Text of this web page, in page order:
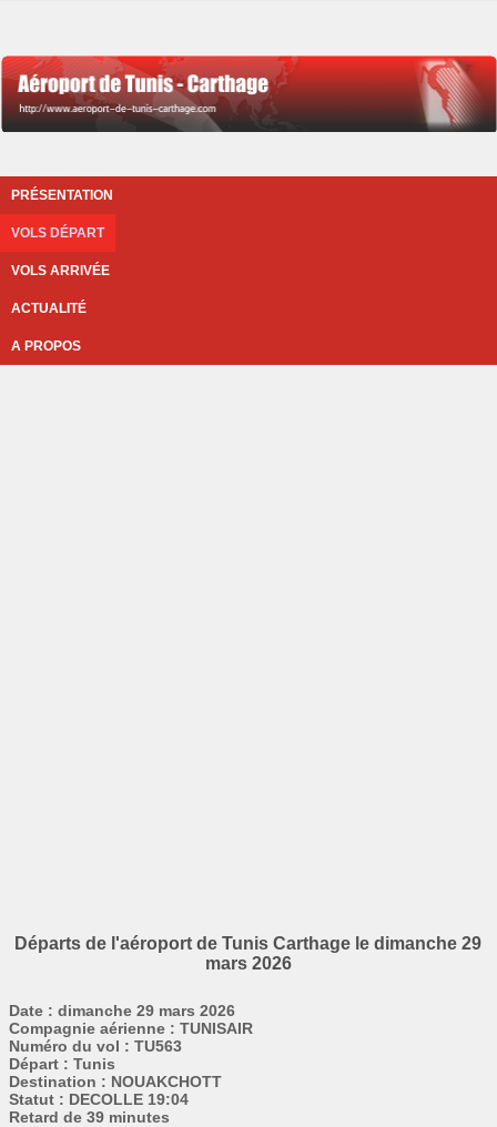
PRÉSENTATION
VOLS DÉPART
VOLS ARRIVÉE
ACTUALITÉ
A PROPOS
Départs de l'aéroport de Tunis Carthage le dimanche 29
mars 2026
Date : dimanche 29 mars 2026
Compagnie aérienne : TUNISAIR
Numéro du vol : TU563
Départ : Tunis
Destination : NOUAKCHOTT
Statut : DECOLLE 19:04
Retard de 39 minutes